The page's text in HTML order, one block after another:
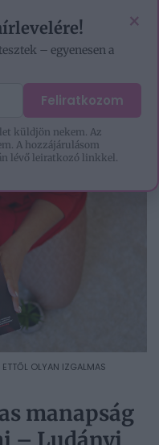
ETTŐL OLYAN IZGALMAS
manapság
– Ludányi
×
– egyenesen a
Feliratkozom
küldjön nekem. Az
A hozzájárulásom
lévő leiratkozó linkkel.